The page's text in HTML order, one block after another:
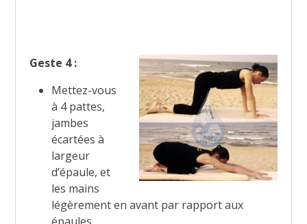
Geste 4 :
Mettez-vous
à 4 pattes,
jambes
écartées à
largeur
d’épaule, et
les mains
légèrement en avant par rapport aux